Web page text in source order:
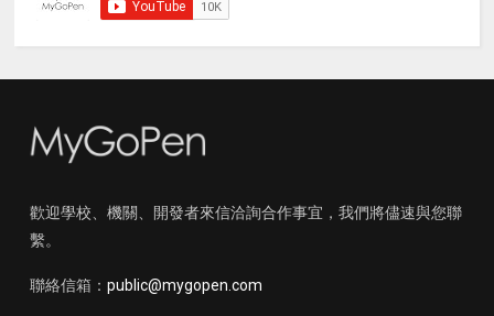
歡迎學校、機關、開發者來信洽詢合作事宜，我們將儘速與您聯
繫。
聯絡信箱： public@mygopen.com